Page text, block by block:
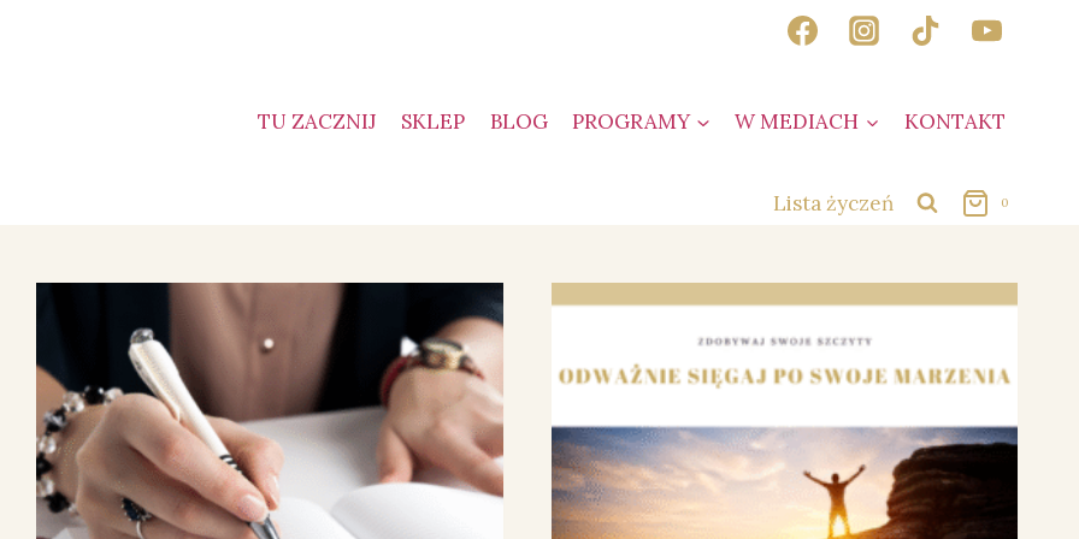
TU ZACZNIJ
SKLEP BLOG PROGRAMY W MEDIACH KONTAKT
Lista życzeń 0